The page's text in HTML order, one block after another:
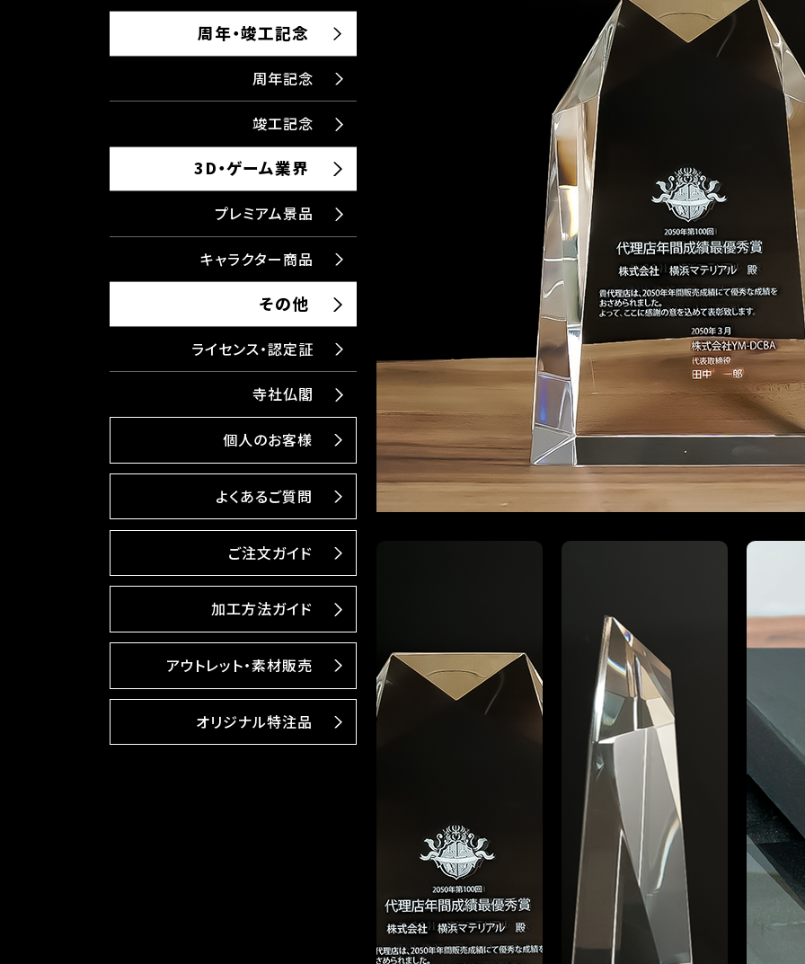
周年・竣工記念
周年記念
竣工記念
3D・ゲーム業界
プレミアム景品
キャラクター商品
その他
ライセンス・認定証
寺社仏閣
個人のお客様
よくあるご質問
ご注文ガイド
加工方法ガイド
アウトレット・素材販売
オリジナル特注品